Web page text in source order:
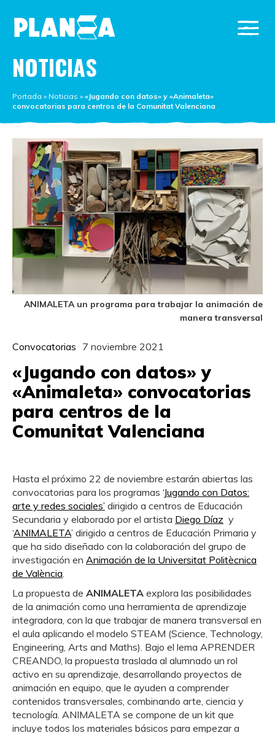
NOTICIAS
Portada » Noticias » «Jugando con datos» y «Animaleta»
convocatorias para centros de la Comunitat Valenciana
ANIMALETA un programa para trabajar la animación de
manera transversal
Convocatorias 7 noviembre 2021
«Jugando con datos» y
«Animaleta» convocatorias
para centros de la
Comunitat Valenciana
Hasta el próximo 22 de noviembre estarán abiertas las
convocatorias para los programas ‘Jugando con Datos:
arte y redes sociales’ dirigido a centros de Educación
Secundaria y elaborado por el artista Diego Díaz y
‘ANIMALETA’ dirigido a centros de Educación Primaria y
que ha sido diseñado con la colaboración del grupo de
investigación en Animación de la Universitat Politècnica
de València.
La propuesta de ANIMALETA explora las posibilidades
de la animación como una herramienta de aprendizaje
integradora, con la que trabajar de manera transversal en
el aula aplicando el modelo STEAM (Science, Technology,
Engineering, Arts and Maths). Bajo el lema APRENDER
CREANDO, la propuesta traslada al alumnado un rol
activo en su aprendizaje, desarrollando proyectos de
animación en equipo, que le ayuden a comprender
contenidos transversales, combinando arte, ciencia y
tecnología. ANIMALETA se compone de un kit que
incluye todos los materiales básicos para empezar a